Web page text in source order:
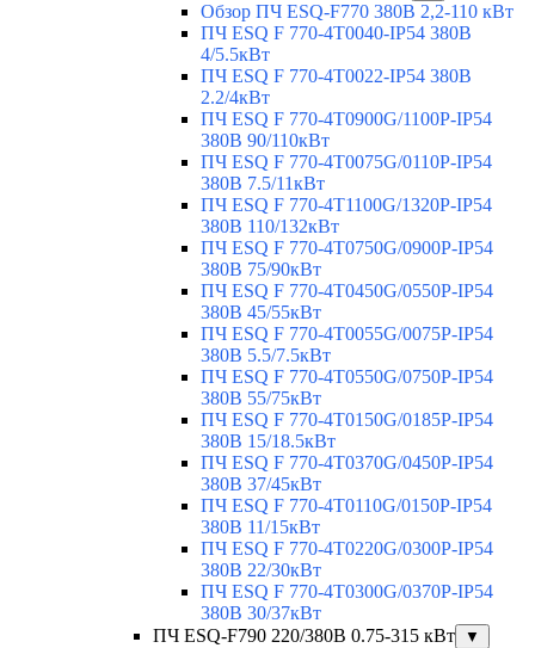
Обзор ПЧ ESQ-F770 380В 2,2-110 кВт
ПЧ ESQ F 770-4T0040-IP54 380В
4/5.5кВт
ПЧ ESQ F 770-4T0022-IP54 380В
2.2/4кВт
ПЧ ESQ F 770-4Т0900G/1100P-IP54
380В 90/110кВт
ПЧ ESQ F 770-4T0075G/0110P-IP54
380В 7.5/11кВт
ПЧ ESQ F 770-4T1100G/1320P-IP54
380В 110/132кВт
ПЧ ESQ F 770-4T0750G/0900P-IP54
380В 75/90кВт
ПЧ ESQ F 770-4T0450G/0550P-IP54
380В 45/55кВт
ПЧ ESQ F 770-4T0055G/0075P-IP54
380В 5.5/7.5кВт
ПЧ ESQ F 770-4T0550G/0750P-IP54
380В 55/75кВт
ПЧ ESQ F 770-4T0150G/0185P-IP54
380В 15/18.5кВт
ПЧ ESQ F 770-4T0370G/0450P-IP54
380В 37/45кВт
ПЧ ESQ F 770-4T0110G/0150P-IP54
380В 11/15кВт
ПЧ ESQ F 770-4T0220G/0300P-IP54
380В 22/30кВт
ПЧ ESQ F 770-4T0300G/0370P-IP54
380В 30/37кВт
ПЧ ESQ-F790 220/380В 0.75-315 кВт
▼